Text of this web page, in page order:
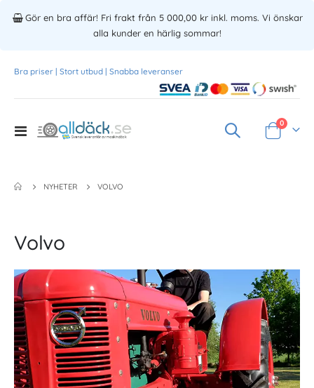
Gör en bra affär! Fri frakt från 5 000,00 kr inkl. moms. Vi önskar
alla kunder en härlig sommar!
Bra priser | Stort utbud | Snabba leveranser
Toggle
Varukorg
0
NYHETER VOLVO
Volvo